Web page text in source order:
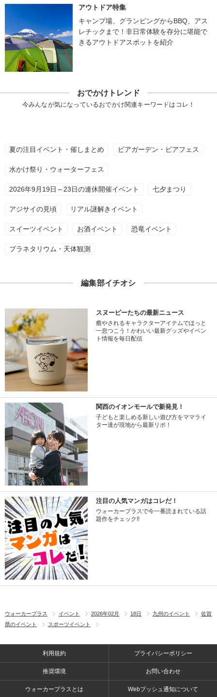
アウトドア特集
キャンプ場、グランピングからBBQ、アス
レチックまで！非日常体験を存分に堪能で
きるアウトドアスポットを紹介
おでかけトレンド
今みんなが気になっているおでかけ関連キーワードはコレ！
夏の注目イベント・催しまとめ ビアガーデン・ビアフェス
水かけ祭り・ウォーターフェス
2026年9月19日～23日の連休開催イベント 七夕まつり
アジサイの見頃 リアル謎解きイベント
スイーツイベント お酒イベント 恐竜イベント
プラネタリウム・天体観測
編集部イチオシ
スヌーピーたちの最新ニュース
癒やされるキャラクターアイテムでほっと
一息つこう！かわいい最新グッズやイベン
ト情報を毎日配信
関西のイオンモールで新発見！
子どもと楽しめる新しい遊び方をママライ
ター達が現地から最新リポ！
注目の人気マンガはコレだ！
ウォーカープラスで今一番読まれている話
題作をチェック!!
ウォーカープラス イベント 2026年02月 18日 九州のイベント
佐賀
県のイベント
スポーツイベント
利用規約 プライバシーポリシー
推奨環境 お問い合わせ
ウォーカープラスとは Webプッシュ通知について